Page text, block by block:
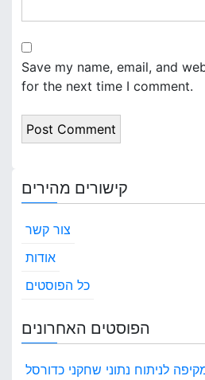
Save my name, email, and
for the next time I comment.
קישורים מהירים
צור קשר
אודות
כל הפוסטים
הפוסטים האחרונים
לניתוח נתוני שחקני כדורסל